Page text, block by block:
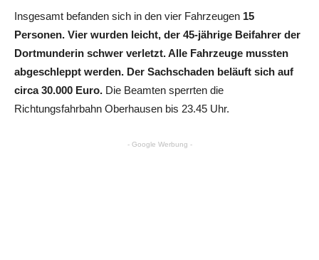
Insgesamt befanden sich in den vier Fahrzeugen 15
Personen. Vier wurden leicht, der 45-jährige Beifahrer der
Dortmunderin schwer verletzt. Alle Fahrzeuge mussten
abgeschleppt werden. Der Sachschaden beläuft sich auf
circa 30.000 Euro. Die Beamten sperrten die
Richtungsfahrbahn Oberhausen bis 23.45 Uhr.
- Google Werbung -